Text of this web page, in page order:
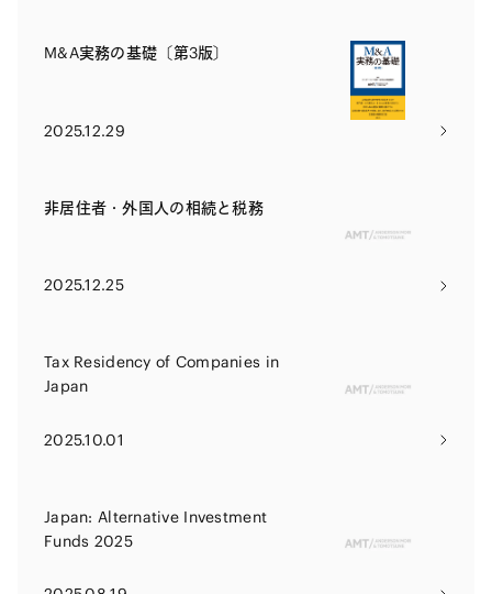
M&A実務の基礎〔第3版〕
2025.12.29
非居住者・外国人の相続と税務
2025.12.25
Tax Residency of Companies in
Japan
2025.10.01
Japan: Alternative Investment
Funds 2025